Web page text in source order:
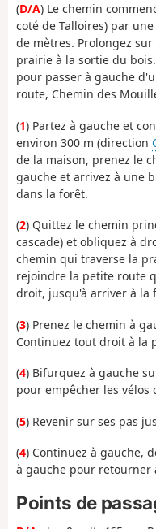
(D/A) Le chemin
coté de Talloires) par
de mètres. Prolongez
prairie à la sortie du
pour passer à gauche
route, Chemin des
(1) Partez à gauche et
environ 300 m (direction
de la maison, prenez le
gauche et arrivez à une
dans la forêt.
(2) Quittez le chemin
cascade) et obliquez à
chemin qui traverse la
rejoindre la petite route
droit, jusqu'à arriver à la
(3) Prenez le chemin à
Continuez tout droit à la
(4) Bifurquez à gauche
pour empêcher les vélos
(5) Revenir sur ses pas
(4) Continuez à gauche,
à gauche pour retourner
Points de